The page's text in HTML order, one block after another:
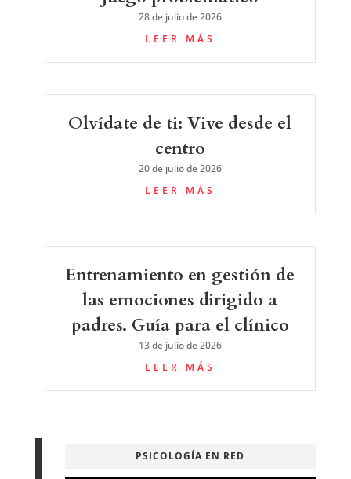
28 de julio de 2026
LEER MÁS
Olvídate de ti: Vive desde el
centro
20 de julio de 2026
LEER MÁS
Entrenamiento en gestión de
las emociones dirigido a
padres. Guía para el clínico
13 de julio de 2026
LEER MÁS
PSICOLOGÍA EN RED